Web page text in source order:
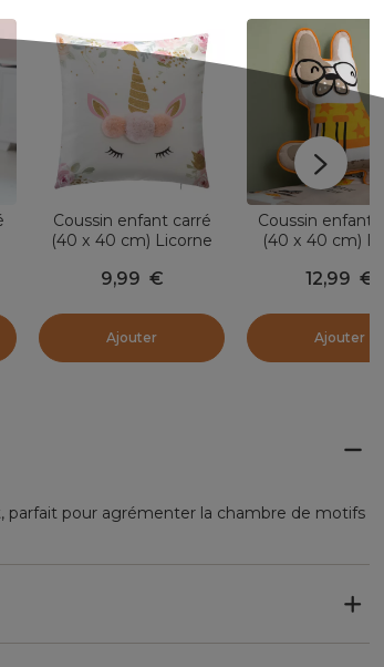
Coussin enfant carré
(40 x 40 cm) Licorne
9,99 €
Ajouter
Coussin enfant
(40 x 40 cm)
12,99 €
Ajouter
pour agrémenter la chambre de motifs